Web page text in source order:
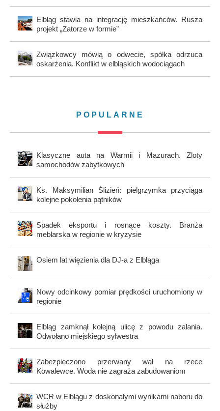
Elbląg stawia na integrację mieszkańców. Rusza
projekt „Zatorze w formie”
Związkowcy mówią o odwecie, spółka odrzuca
oskarżenia. Konflikt w elbląskich wodociągach
POPULARNE
Klasyczne auta na Warmii i Mazurach. Zloty
samochodów zabytkowych
Ks. Maksymilian Ślizień: pielgrzymka przyciąga
kolejne pokolenia pątników
Spadek eksportu i rosnące koszty. Branża
meblarska w regionie w kryzysie
Osiem lat więzienia dla DJ-a z Elbląga
Nowy odcinkowy pomiar prędkości uruchomiony w
regionie
Elbląg zamknął kolejną ulicę z powodu zalania.
Odwołano miejskiego sylwestra
Zabezpieczono przerwany wał na rzece
Kowalewce. Woda nie zagraża zabudowaniom
WCR w Elblągu z doskonałymi wynikami naboru do
służby